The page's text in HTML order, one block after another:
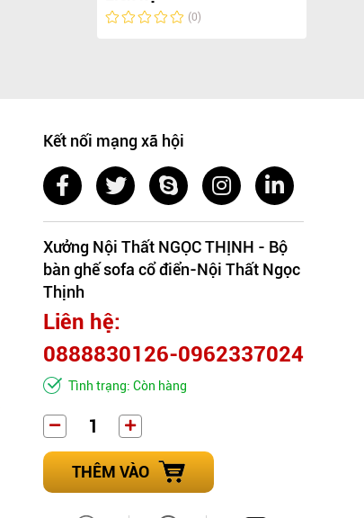
(0)
Kết nối mạng xã hội
Xưởng Nội Thất NGỌC THỊNH - Bộ
bàn ghế sofa cổ điển-Nội Thất Ngọc
Thịnh
Liên hệ:
0888830126-0962337024
Tình trạng: Còn hàng
THÊM VÀO